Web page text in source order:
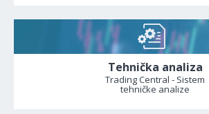
Tehnička analiza
Trading Central - Sistem
tehničke analize